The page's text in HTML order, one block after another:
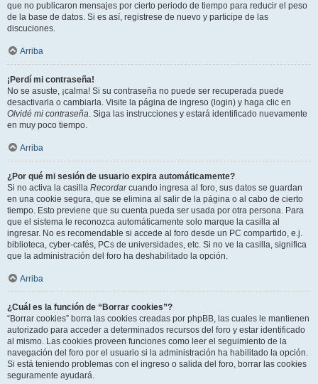
que no publicaron mensajes por cierto periodo de tiempo para reducir el peso
de la base de datos. Si es así, registrese de nuevo y participe de las
discuciones.
Arriba
¡Perdí mi contraseña!
No se asuste, ¡calma! Si su contraseña no puede ser recuperada puede
desactivarla o cambiarla. Visite la página de ingreso (login) y haga clic en
Olvidé mi contraseña. Siga las instrucciones y estará identificado nuevamente
en muy poco tiempo.
Arriba
¿Por qué mi sesión de usuario expira automáticamente?
Si no activa la casilla Recordarcuando ingresa al foro, sus datos se guardan
en una cookie segura, que se elimina al salir de la página o al cabo de cierto
tiempo. Esto previene que su cuenta pueda ser usada por otra persona. Para
que el sistema le reconozca automáticamente solo marque la casilla al
ingresar. No es recomendable si accede al foro desde un PC compartido, e.j.
biblioteca, cyber-cafés, PCs de universidades, etc. Si no ve la casilla, significa
que la administración del foro ha deshabilitado la opción.
Arriba
¿Cuál es la función de “Borrar cookies”?
“Borrar cookies” borra las cookies creadas por phpBB, las cuales le mantienen
autorizado para acceder a determinados recursos del foro y estar identificado
al mismo. Las cookies proveen funciones como leer el seguimiento de la
navegación del foro por el usuario si la administración ha habilitado la opción.
Si está teniendo problemas con el ingreso o salida del foro, borrar las cookies
seguramente ayudará.